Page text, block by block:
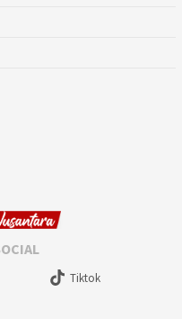
Tiktok